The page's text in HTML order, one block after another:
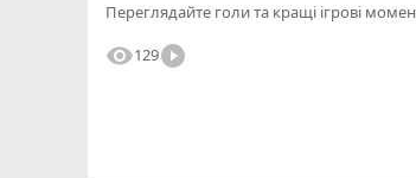
Переглядайте голи та кращі ігрові
visibility129play_circle_filled